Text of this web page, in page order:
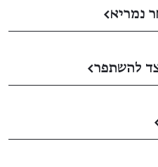
נמריא←
להשתפר←